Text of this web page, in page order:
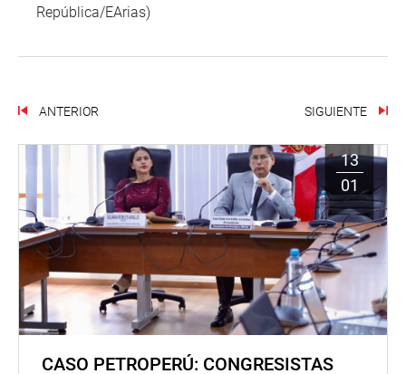
República/EArias)
ANTERIOR SIGUIENTE
13
01
CASO PETROPERÚ: CONGRESISTAS